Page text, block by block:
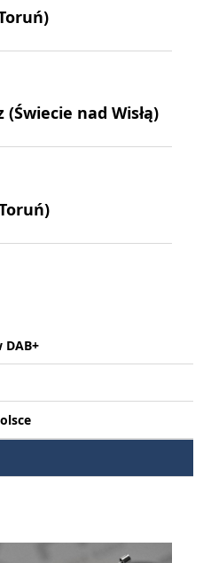
(Świecie nad Wisłą)
DAB+